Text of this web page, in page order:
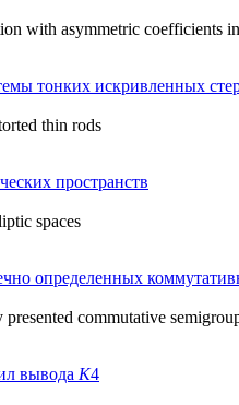
with asymmetric coefficients
тонких искривленных
thin rods
пространств
spaces
определенных
commutative
вывода K4